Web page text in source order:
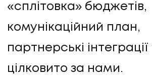
«сплітовка» бюджетів,
комунікаційний план,
партнерські
цілковито за нами.